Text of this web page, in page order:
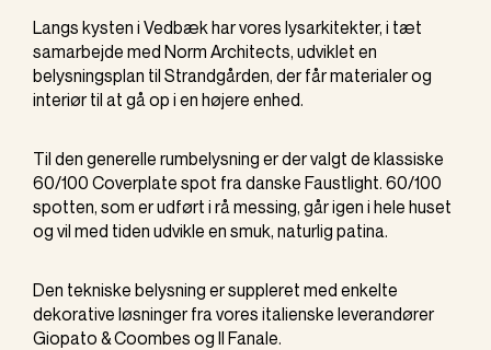
Langs kysten i Vedbæk har vores lysarkitekter, i tæt
samarbejde med Norm Architects, udviklet en
belysningsplan til Strandgården, der får materialer og
interiør til at gå op i en højere enhed.
Til den generelle rumbelysning er der valgt de klassiske
60/100 Coverplate spot fra danske Faustlight. 60/100
spotten, som er udført i rå messing, går igen i hele huset
og vil med tiden udvikle en smuk, naturlig patina.
Den tekniske belysning er suppleret med enkelte
dekorative løsninger fra vores italienske leverandører
Giopato & Coombes og Il Fanale.